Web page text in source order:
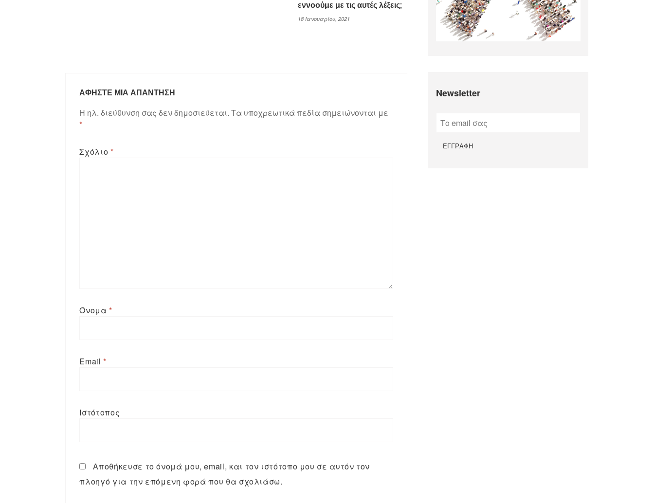
εννοούμε με τις αυτές λέξεις;
18 Ιανουαρίου, 2021
ΑΦΉΣΤΕ ΜΙΑ ΑΠΆΝΤΗΣΗ
Η ηλ. διεύθυνση σας δεν δημοσιεύεται. Τα υποχρεωτικά πεδία σημειώνονται με
*
Σχόλιο *
Όνομα*
Email*
Ιστότοπος
Αποθήκευσε το όνομά μου, email, και τον ιστότοπο μου σε αυτόν τον
πλοηγό για την επόμενη φορά που θα σχολιάσω.
Newsletter